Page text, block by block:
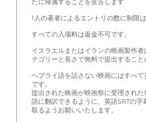
たに帰属することを宣言します
1人の著者によるエントリの数に制限は
すべての入場料は返金不可です。
イスラエルまたはイランの映画製作者
テゴリーと長さで無料で提出すること
ヘブライ語を話さない映画にはすべ
です。
提出された映画が映画祭に受理された
語に翻訳できるように、英語SRTの字
取るようお願いいたします。